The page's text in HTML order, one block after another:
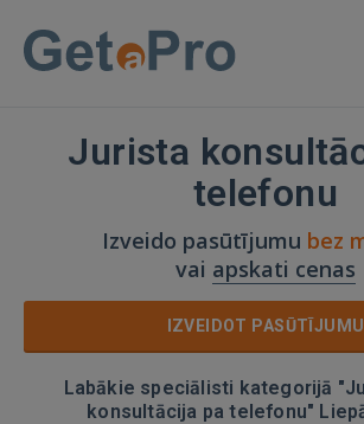
Jurista
telefonu
Izveido pasūtījumu bez
vai apskati cenas
IZVEIDOT PASŪTĪJUMU
Labākie speciālisti kategorijā
konsultācija pa telefonu"